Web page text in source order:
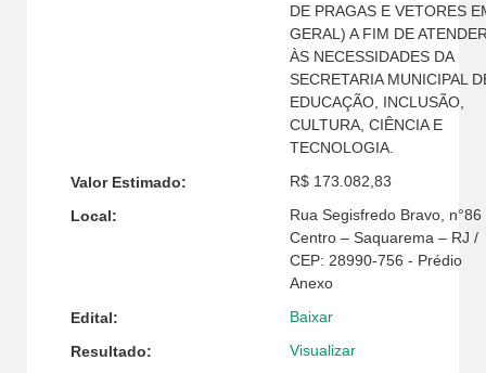
DE PRAGAS E VETORES
GERAL) A FIM DE
ÀS NECESSIDADES DA
SECRETARIA MUNICIPAL
EDUCAÇÃO, INCLUSÃO,
CULTURA, CIÊNCIA E
TECNOLOGIA.
Valor Estimado: R$ 173.082,83
Local:
Rua Segisfredo Bravo, n°86
Centro – Saquarema – RJ /
CEP: 28990-756 - Prédio
Anexo
Edital: Baixar
Resultado: Visualizar